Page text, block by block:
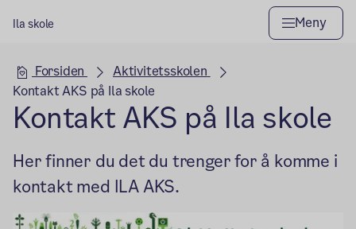
Ila skole Meny
Hovedseksjon
Forsiden
Aktivitetsskolen
Kontakt AKS på Ila skole
Kontakt AKS på Ila skole
Her finner du det du trenger for å komme i
kontakt med ILA AKS.